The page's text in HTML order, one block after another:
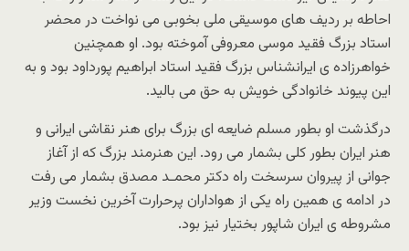
احاطه بر ردیف های موسیقی ملی بخوبی می نواخت در محضر
استاد بزرگ فقید موسی معروفی آموخته بود. او همچنین
خواهرزاده ی ایرانشناس بزرگ فقید استاد ابراهیم پورداود بود و به
این پیوند خانوادگی خویش به حق می بالید.
درگذشت او بطور مسلم ضایعه ای بزرگ برای هنر نقاشی ایرانی و
هنر ایران بطور کلی بشمار می رود. این هنرمند بزرگ که از آغاز
جوانی از پیروان سرسخت راه دکتر محمـد مصدق بشمار می رفت
در ادامه ی همین راه یکی از هواداران پرحرارت آخرین نخست وزیر
مشروطه ی ایران شاپور بختیار نیز بود.